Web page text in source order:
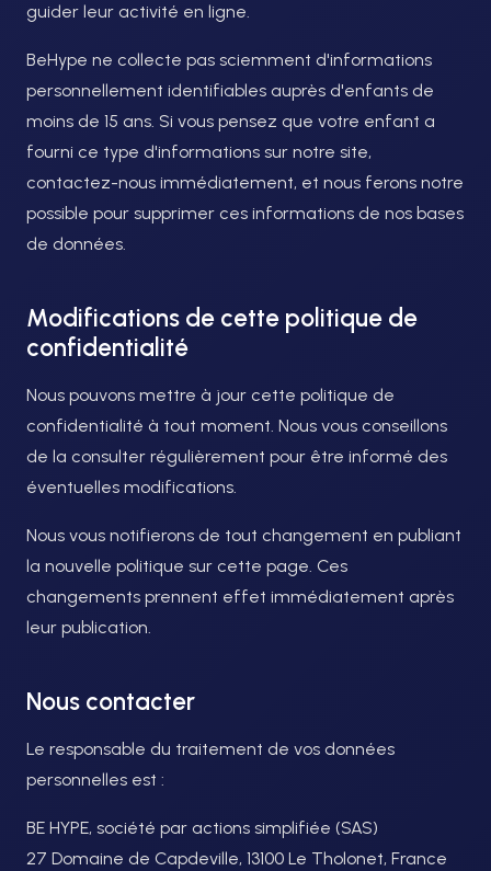
guider leur activité en ligne.
BeHype ne collecte pas sciemment d'informations
personnellement identifiables auprès d'enfants de
moins de 15 ans. Si vous pensez que votre enfant a
fourni ce type d'informations sur notre site,
contactez-nous immédiatement, et nous ferons notre
possible pour supprimer ces informations de nos bases
de données.
Modifications de cette politique de
confidentialité
Nous pouvons mettre à jour cette politique de
confidentialité à tout moment. Nous vous conseillons
de la consulter régulièrement pour être informé des
éventuelles modifications.
Nous vous notifierons de tout changement en publiant
la nouvelle politique sur cette page. Ces
changements prennent effet immédiatement après
leur publication.
Nous contacter
Le responsable du traitement de vos données
personnelles est :
BE HYPE, société par actions simplifiée (SAS)
27 Domaine de Capdeville, 13100 Le Tholonet, France